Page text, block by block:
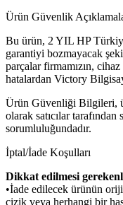
Ürün Güvenlik
Bu ürün, 2 YIL HP
garantiyi bozmayacak
parçalar firmamızın,
hatalardan Victory
Ürün Güvenliği Bilgileri,
olarak satıcılar tarafından
sorumluluğundadır.
İptal/İade Koşulları
Dikkat edilmesi
•İade edilecek ürünün
çizik veya herhangi bir